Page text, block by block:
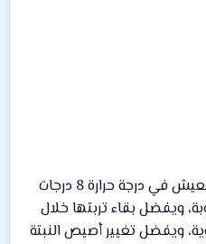
تتحمل النبتة جفاف الهواء، وتحب الضوء الساطع المباشر (أشعة الشمس) في الشتاء فقط، وفي الصيف ضوء ساطع غير مباشر. يمكنها العيش في درجة حرارة 8 درجات
ويفضل بقاء تربتها خلال
سائل مخفف. تمر بفترة سكون خلال الشتاء وتحت درجة حرارة تتراوح بين 7 إلى 10 درجات مئوية، ويفضل تغيير أصيص النبتة